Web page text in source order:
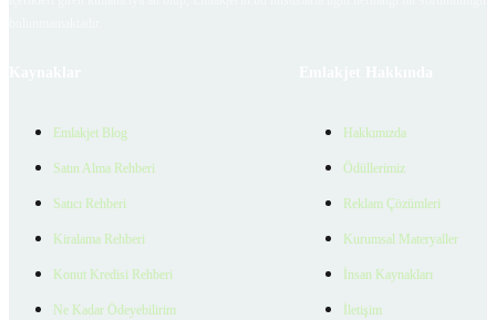
Emlakjet Blog
Satın Alma Rehberi
Satıcı Rehberi
Kiralama Rehberi
Konut Kredisi Rehberi
Ne Kadar Ödeyebilirim
Hakkımızda
Ödüllerimiz
Reklam Çözümleri
Kurumsal Materyaller
İnsan Kaynakları
İletişim